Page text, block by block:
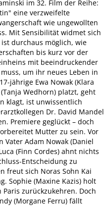
im 32. Film der Reihe:
eine verzweifelte
wie ungewollten
Mit Sensibilität widmet sich
ist durchaus möglich, wie
bis kurz vor der
mit beeindruckender
um ihr neues Leben in
jährige Ewa Nowak (Klara
Wedhorn) platzt, geht
klagt, ist unwissentlich
Dr. David Mandel
Premiere geglückt – doch
Mutter zu sein. Vor
Adam Nowak (Daniel
(Finn Cordes) ahnt nichts
Entscheidung zu
freut sich Noras Sohn Kai
Sophie (Maxine Kazis) holt
zurückzukehren. Doch
(Morgane Ferru) fällt